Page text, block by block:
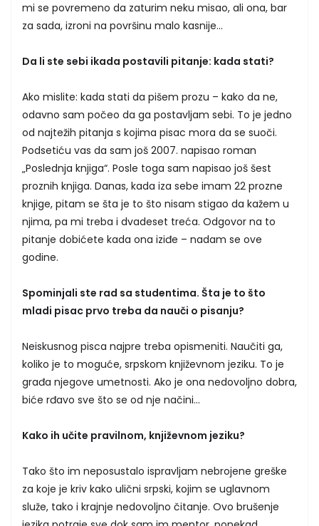
mi se povremeno da zaturim neku misao, ali ona, bar
za sada, izroni na površinu malo kasnije...
Da li ste sebi ikada postavili pitanje: kada stati?
Ako mislite: kada stati da pišem prozu – kako da ne,
odavno sam počeo da ga postavljam sebi. To je jedno
od najtežih pitanja s kojima pisac mora da se suoči.
Podsetiću vas da sam još 2007. napisao roman
„Poslednja knjiga“. Posle toga sam napisao još šest
proznih knjiga. Danas, kada iza sebe imam 22 prozne
knjige, pitam se šta je to što nisam stigao da kažem u
njima, pa mi treba i dvadeset treća. Odgovor na to
pitanje dobićete kada ona iziđe – nadam se ove
godine.
Spominjali ste rad sa studentima. Šta je to što
mladi pisac prvo treba da nauči o pisanju?
Neiskusnog pisca najpre treba opismeniti. Naučiti ga,
koliko je to moguće, srpskom književnom jeziku. To je
građa njegove umetnosti. Ako je ona nedovoljno dobra,
biće rđavo sve što se od nje načini...
Kako ih učite pravilnom, književnom jeziku?
Tako što im neposustalo ispravljam nebrojene greške
za koje je kriv kako ulični srpski, kojim se uglavnom
služe, tako i krajnje nedovoljno čitanje. Ovo brušenje